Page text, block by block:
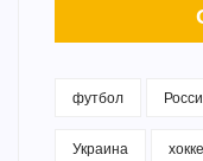
футбол
Украина